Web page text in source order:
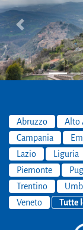
Previous
Abruzzo Alto
Campania
Lazio
Liguria
Piemonte
Trentino
Veneto
Tutte